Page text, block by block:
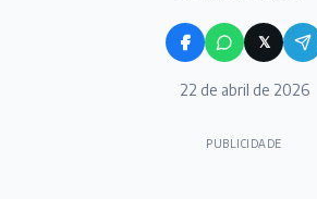
𝕏
22 de abril de 2026
PUBLICIDADE